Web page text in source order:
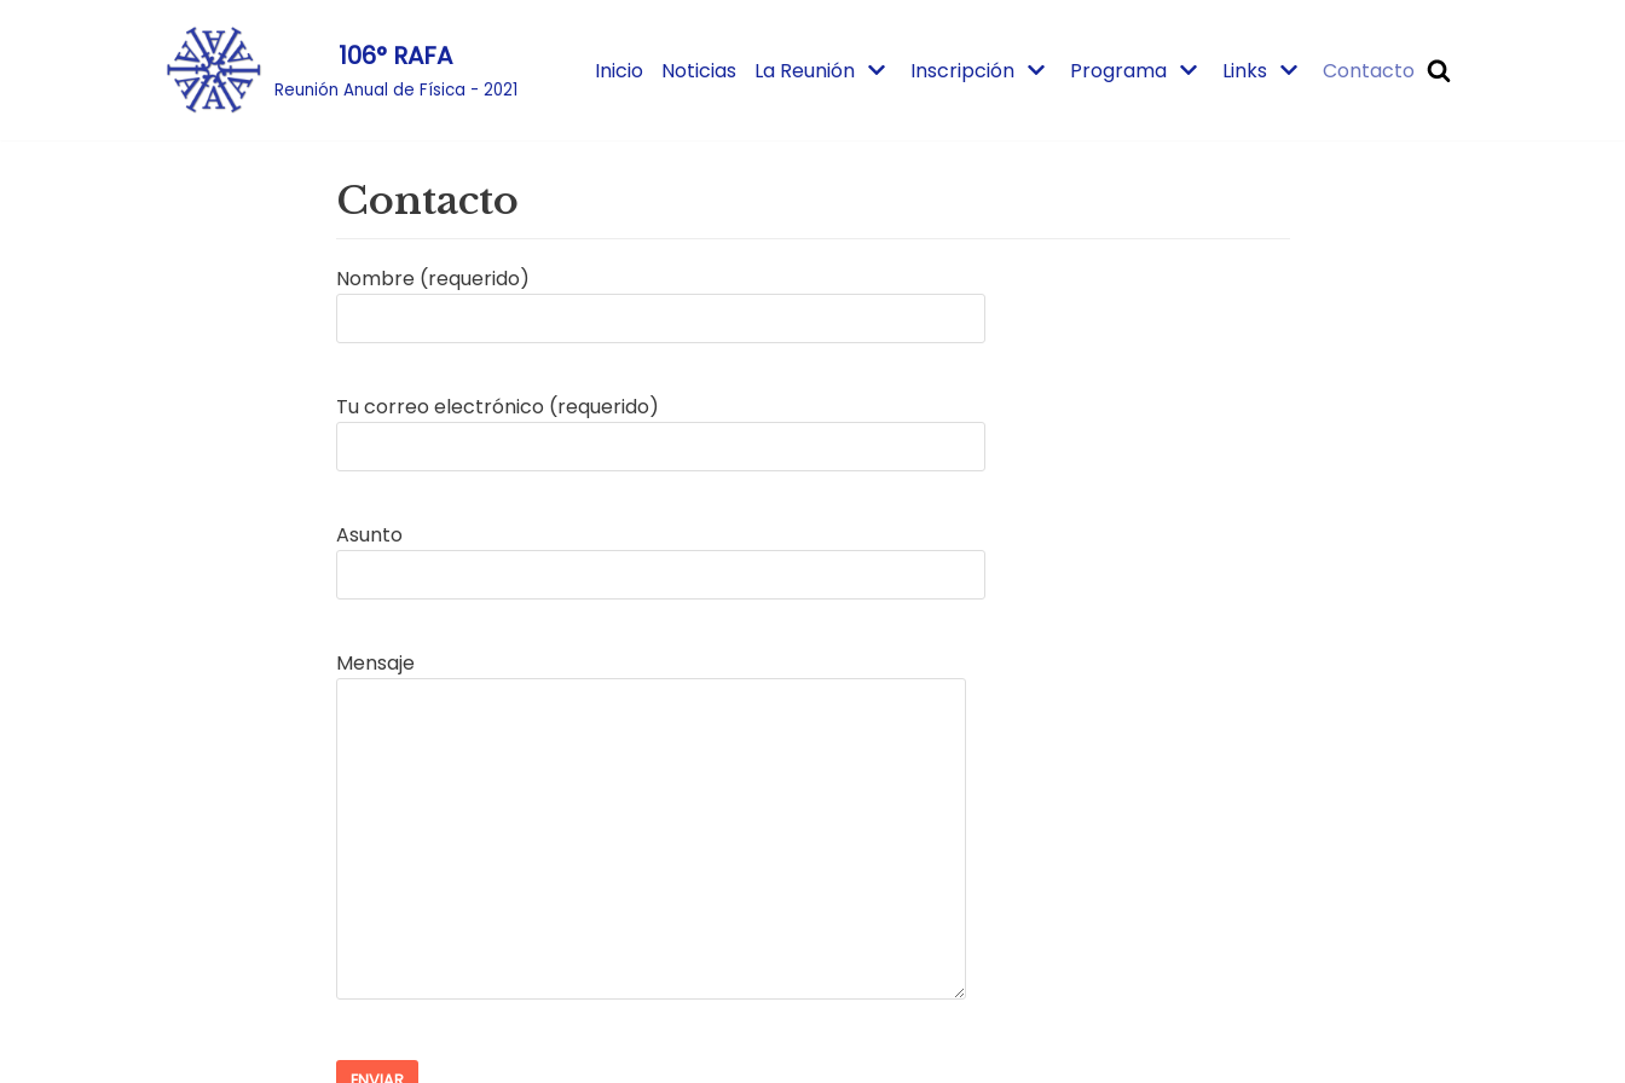
106° RAFA
Reunión Anual de Física - 2021
Inicio Noticias La Reunión Inscripción Programa Links Contacto
Contacto
Nombre (requerido)
Tu correo electrónico (requerido)
Asunto
Mensaje